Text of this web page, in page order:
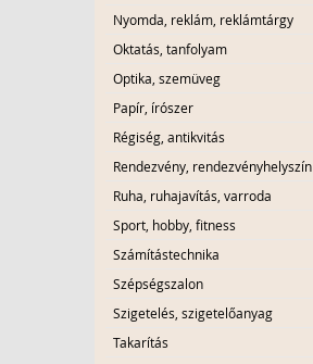
Nyomda, reklám, reklámtárgy
Oktatás, tanfolyam
Optika, szemüveg
Papír, írószer
Régiség, antikvitás
Rendezvény, rendezvényhelyszín
Ruha, ruhajavítás, varroda
Sport, hobby, fitness
Számítástechnika
Szépségszalon
Szigetelés, szigetelőanyag
Takarítás